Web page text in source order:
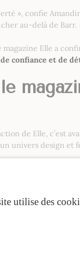
», confie
au-delà de Barr.
Elle a
confiance et de
de Elle, c’est
univers design et
de gamme et
pour une
scintillants pour la
déco cocooning
comme une
utilise des